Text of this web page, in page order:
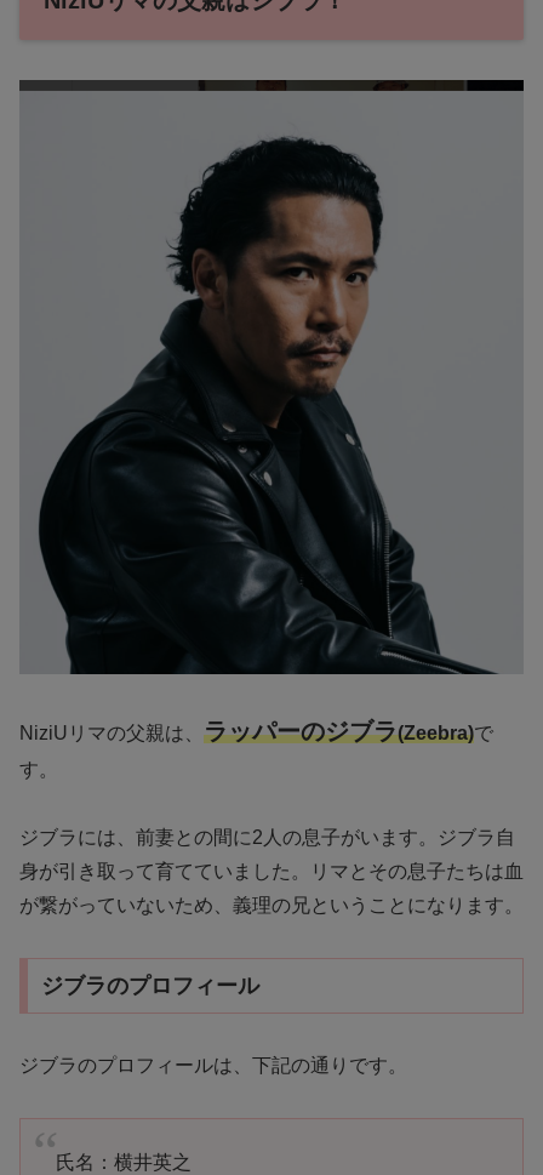
NiziUリマの父親は、 ラッパーのジブラ(Zeebra)で
す。
ジブラには、前妻との間に2人の息子がいます。ジブラ自
身が引き取って育てていました。リマとその息子たちは血
が繋がっていないため、義理の兄ということになります。
ジブラのプロフィール
ジブラのプロフィールは、下記の通りです。
氏名：横井英之